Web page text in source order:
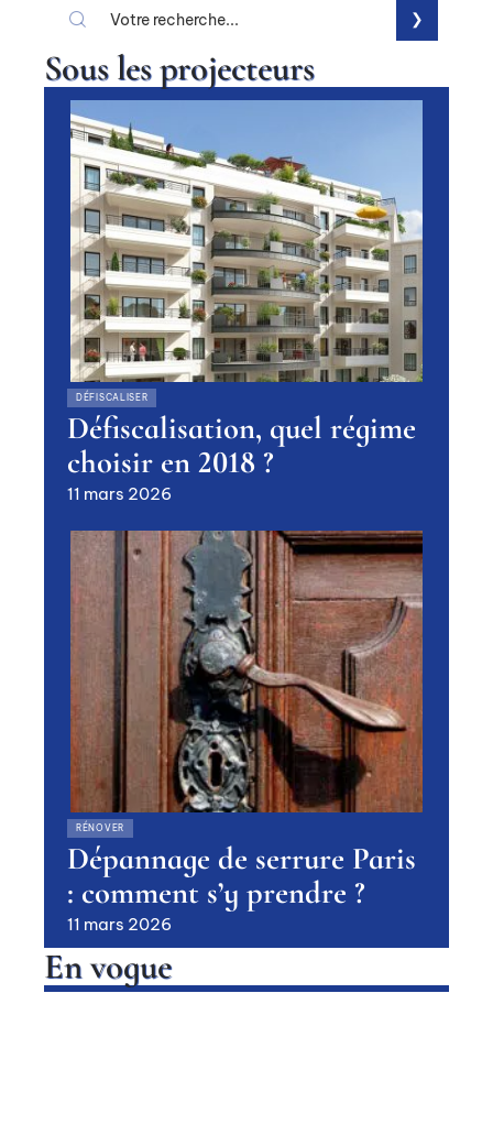
Sous les projecteurs
DÉFISCALISER
Défiscalisation, quel régime
choisir en 2018 ?
11 mars 2026
RÉNOVER
Dépannage de serrure Paris
: comment s’y prendre ?
11 mars 2026
En vogue